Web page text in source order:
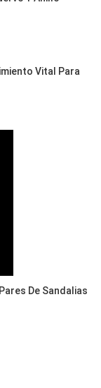
Vital Para
De Sandalias